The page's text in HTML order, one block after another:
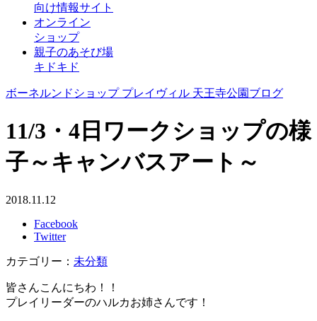
向け情報サイト
オンライン
ショップ
親子のあそび場
キドキド
ボーネルンドショップ プレイヴィル 天王寺公園ブログ
11/3・4日ワークショップの様
子～キャンバスアート～
2018.11.12
Facebook
Twitter
カテゴリー： 未分類
皆さんこんにちわ！！
プレイリーダーのハルカお姉さんです！